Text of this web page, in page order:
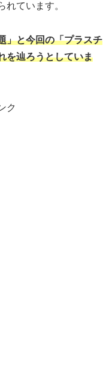
れています。
」と今回の「プラスチ
を辿ろうとしていま
ク